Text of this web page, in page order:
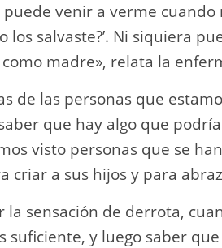
venir a verme
los salvaste?’. Ni siquiera
madre», relata la
de las personas que
que hay algo que
visto personas que se
criar a sus hijos y para
la sensación de derrota,
suficiente, y luego saber